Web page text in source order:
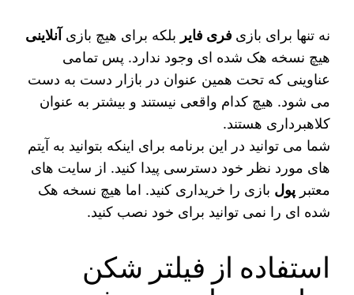
نه تنها برای بازی فری فایر بلکه برای هیچ بازی آنلاینی
هیچ نسخه هک شده ای وجود ندارد. پس تمامی
عناوینی که تحت همین عنوان در بازار دست به دست
می‌‌ شود. هیچ کدام واقعی نیستند و بیشتر به عنوان
کلاهبرداری هستند.
شما می‌ توانید در این برنامه برای اینکه بتوانید به آیتم‌
های مورد نظر خود دسترسی پیدا کنید. از سایت‌ های
معتبرپول بازی را خریداری کنید. اما هیچ نسخه هک
شده ای را نمی‌ توانید برای خود نصب کنید.
استفاده از فیلتر شکن